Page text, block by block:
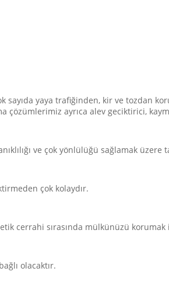
yaya trafiğinden, kir ve tozdan
ayrıca alev geciktirici,
ve çok yönlülüğü sağlamak üzere
çok kolaydır.
cerrahi sırasında mülkünüzü
olacaktır.